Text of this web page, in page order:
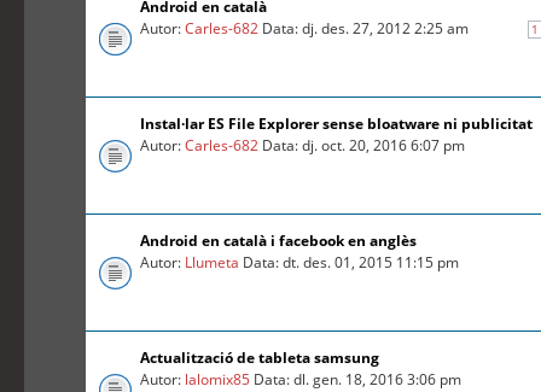
Android en català
1
Autor:Carles-682 Data: dj. des. 27, 2012 2:25 am
Instal·lar ES File Explorer sense bloatware ni publicitat
Autor:Carles-682 Data: dj. oct. 20, 2016 6:07 pm
Android en català i facebook en anglès
Autor: Llumeta Data: dt. des. 01, 2015 11:15 pm
Actualització de tableta samsung
Autor: lalomix85 Data: dl. gen. 18, 2016 3:06 pm